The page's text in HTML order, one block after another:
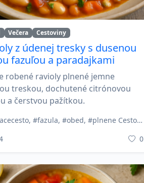
Večera Cestoviny
z údenej tresky s dusenou
fazuľou a paradajkami
robené ravioly plnené jemne
treskou, dochutené citrónovou
a čerstvou pažítkou.
#domacecesto, #fazula, #obed, #plnene Cestoviny, #portugalskakuchyna, #ravioly, #rybaciejedla, #treska
0